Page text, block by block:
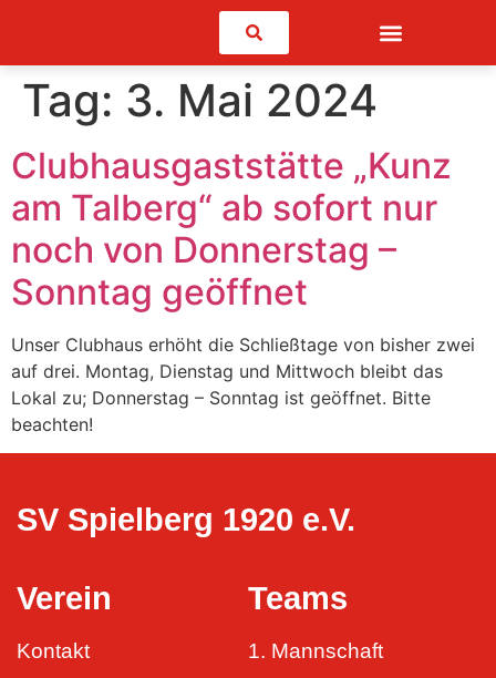
Suchen
Tag: 3. Mai 2024
Clubhausgaststätte „Kunz
am Talberg“ ab sofort nur
noch von Donnerstag –
Sonntag geöffnet
Unser Clubhaus erhöht die Schließtage von bisher zwei
auf drei. Montag, Dienstag und Mittwoch bleibt das
Lokal zu; Donnerstag – Sonntag ist geöffnet. Bitte
beachten!
SV Spielberg 1920 e.V.
Verein
Kontakt
Teams
1. Mannschaft